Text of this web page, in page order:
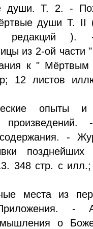
души. Т. 2. -
души Т. II
редакций
из 2-ой части
к "
12 листов
опыты и
произведений.
содержания. -
позднейших
348 стр. с
места из
-
о